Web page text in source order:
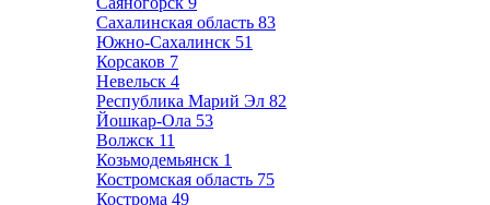
Сахалинская область 83
Южно-Сахалинск 51
Корсаков 7
Невельск 4
Республика Марий Эл 82
Йошкар-Ола 53
Волжск 11
Козьмодемьянск 1
Костромская область 75
Кострома 49